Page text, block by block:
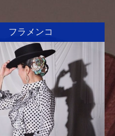
フラメンコ